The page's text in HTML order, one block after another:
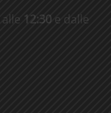
alle 12:30 e dalle